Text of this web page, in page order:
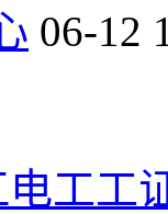
06-12
工工